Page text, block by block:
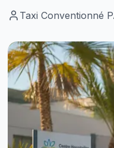
Taxi Conventionné